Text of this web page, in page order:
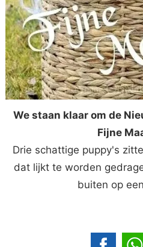
We staan klaar om de
Fijne
Drie schattige puppy's
dat lijkt te worden
buiten op